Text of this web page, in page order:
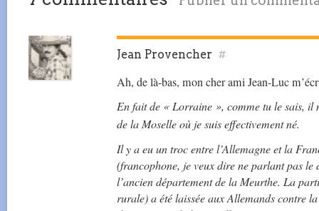
Jean Provencher #
Ah, de là-bas, mon cher ami Jean-Luc
En fait de « Lorraine », comme tu le sais, il
de la Moselle où je suis effectivement né.
Il y a eu un troc entre l’Allemagne et la
(francophone, je veux dire ne parlant pas le
l’ancien département de la Meurthe. La
rurale) a été laissée aux Allemands contre